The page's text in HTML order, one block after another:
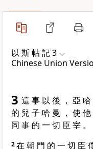
以 斯 帖 記 3
Chinese Union
3 這 事 以 後 ， 亞
的 兒 子 哈 曼 ， 使
同 事 的 一 切 臣 宰 。
2在 朝 門 的 一 切 臣